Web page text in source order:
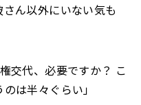
ん以外にいない気も
交代、必要ですか？ こ
は半々ぐらい」